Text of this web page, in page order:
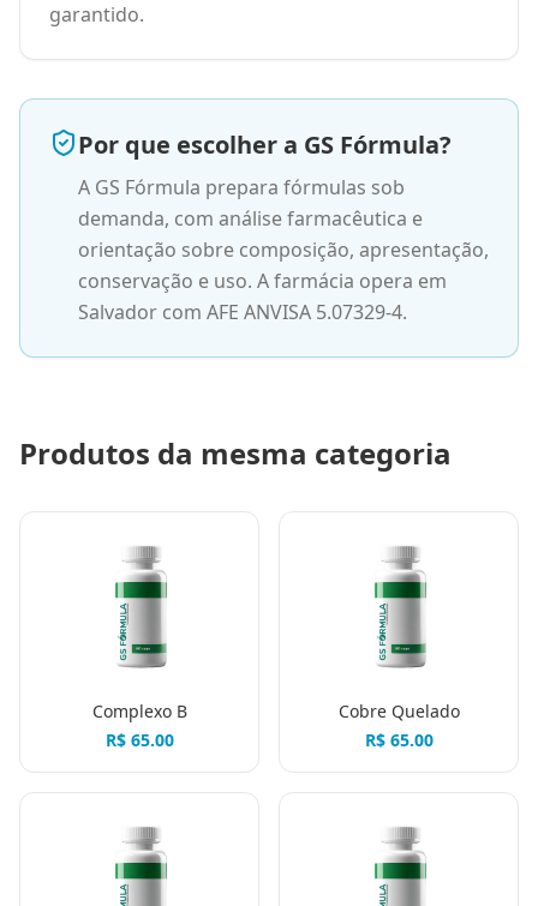
garantido.
Por que escolher a GS Fórmula?
A GS Fórmula prepara fórmulas sob
demanda, com análise farmacêutica e
orientação sobre composição, apresentação,
conservação e uso. A farmácia opera em
Salvador com AFE ANVISA 5.07329-4.
Produtos da mesma categoria
Complexo B
R$ 65.00
Cobre Quelado
R$ 65.00